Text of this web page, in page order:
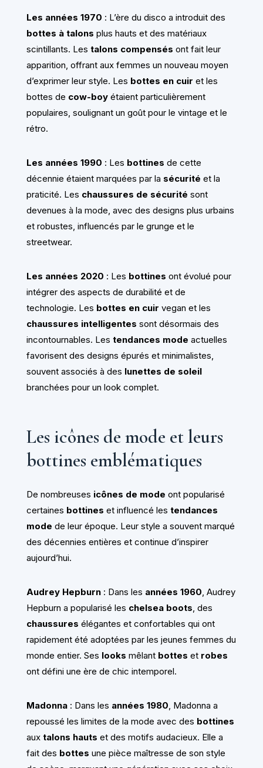
Les années 1970 : L’ère du disco a introduit des
bottes à talons plus hauts et des matériaux
scintillants. Les talons compensés ont fait leur
apparition, offrant aux femmes un nouveau moyen
d’exprimer leur style. Les bottes en cuir et les
bottes de cow-boyétaient particulièrement
populaires, soulignant un goût pour le vintage et le
rétro.
Les années 1990 : Les bottines de cette
décennie étaient marquées par la sécurité et la
praticité. Les chaussures de sécurité sont
devenues à la mode, avec des designs plus urbains
et robustes, influencés par le grunge et le
streetwear.
Les années 2020 : Les bottines ont évolué pour
intégrer des aspects de durabilité et de
technologie. Les bottes en cuir vegan et les
chaussures intelligentes sont désormais des
incontournables. Les tendances mode actuelles
favorisent des designs épurés et minimalistes,
souvent associés à des lunettes de soleil
branchées pour un look complet.
Les icônes de mode et leurs
bottines emblématiques
De nombreuses icônes de mode ont popularisé
certaines bottines et influencé les tendances
mode de leur époque. Leur style a souvent marqué
des décennies entières et continue d’inspirer
aujourd’hui.
Audrey Hepburn: Dans les années 1960, Audrey
Hepburn a popularisé les chelsea boots, des
chaussures élégantes et confortables qui ont
rapidement été adoptées par les jeunes femmes du
monde entier. Ses looks mêlant bottes et robes
ont défini une ère de chic intemporel.
Madonna: Dans les années 1980, Madonna a
repoussé les limites de la mode avec des bottines
aux talons hauts et des motifs audacieux. Elle a
fait des bottes une pièce maîtresse de son style